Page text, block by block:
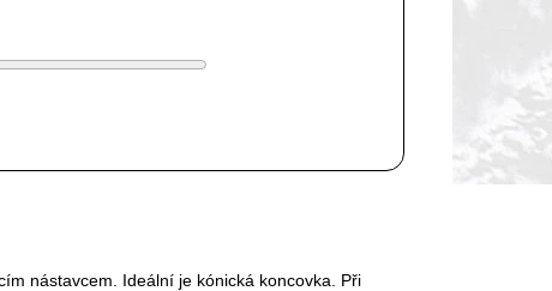
nástavcem. Ideální je kónická koncovka. Při